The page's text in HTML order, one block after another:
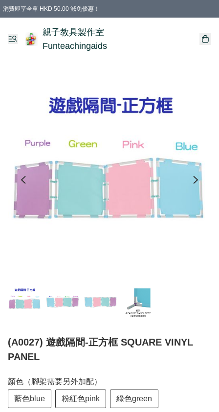
消費即享全單 HKD 50.00 減免優惠！
購物滿 HKD 699.00即享免運費優惠！（適用於 特定的送貨方式 )
凡購物滿HKD 699.00，即享免費禮品
親子教具製作室
Funteachingaids
(A0027) 遊戲隔間-正方框 SQUARE VINYL
PANEL
顏色（腳架需要另外加配）
藍色blue 粉紅色pink 綠色green